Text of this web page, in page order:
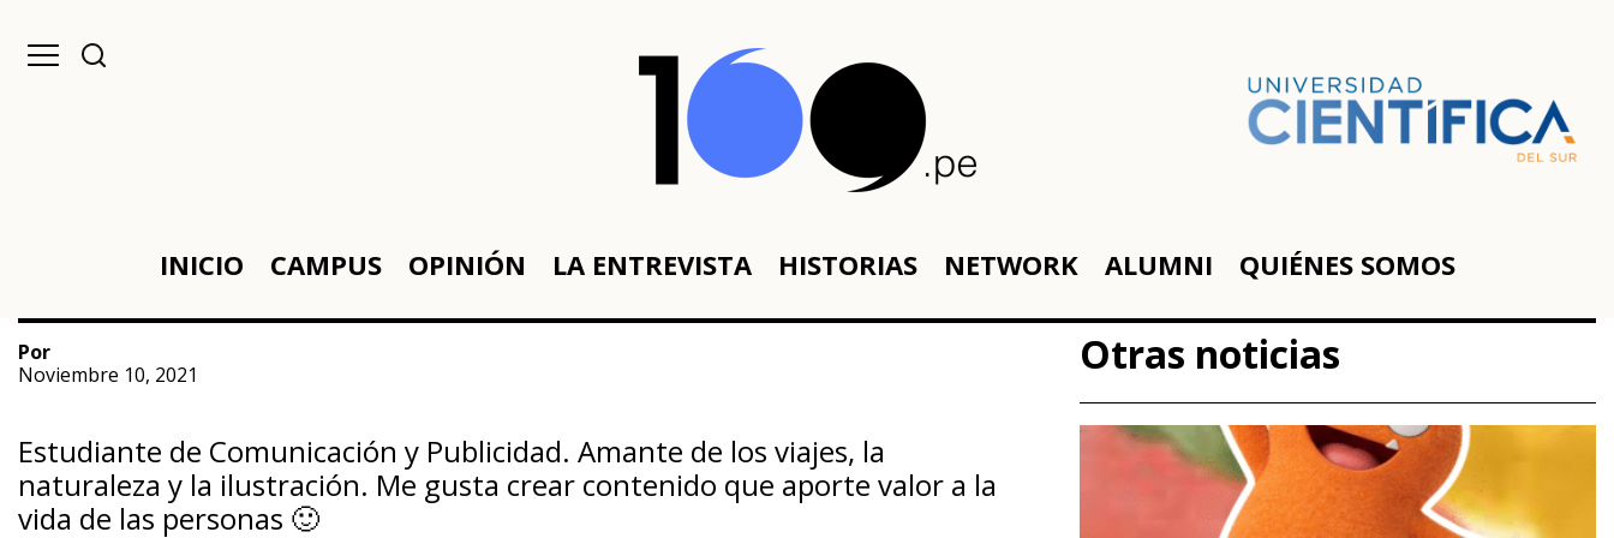
INICIO CAMPUS OPINIÓN LA ENTREVISTA HISTORIAS NETWORK ALUMNI QUIÉNES SOMOS
Por
Noviembre 10, 2021
Estudiante de Comunicación y Publicidad. Amante de los viajes, la
naturaleza y la ilustración. Me gusta crear contenido que aporte valor a la
vida de las personas 🙂
Otras noticias